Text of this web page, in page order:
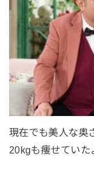
現在でも美人な奥
20kgも痩せていた